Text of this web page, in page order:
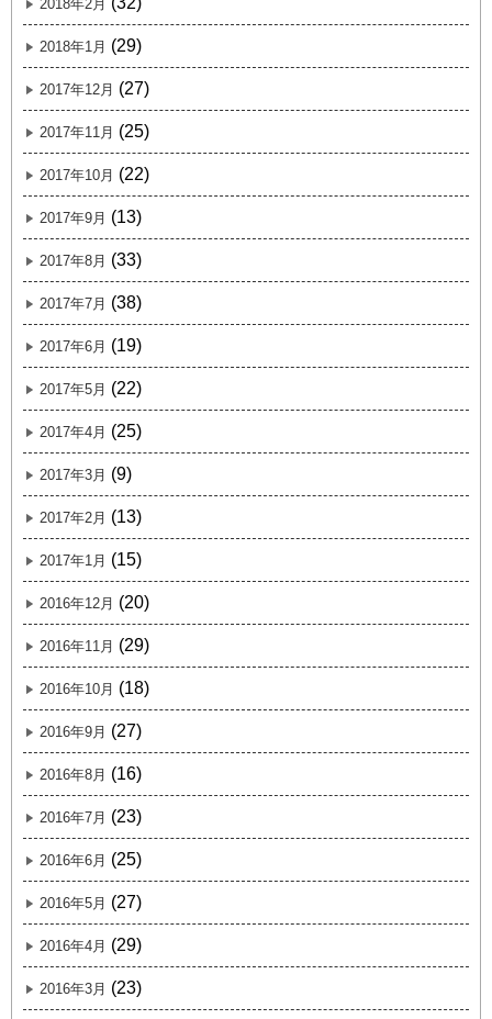
2018年2月
2018年1月 (29)
2017年12月 (27)
2017年11月 (25)
2017年10月 (22)
2017年9月 (13)
2017年8月 (33)
2017年7月 (38)
2017年6月 (19)
2017年5月 (22)
2017年4月 (25)
2017年3月 (9)
2017年2月 (13)
2017年1月 (15)
2016年12月 (20)
2016年11月 (29)
2016年10月 (18)
2016年9月 (27)
2016年8月 (16)
2016年7月 (23)
2016年6月 (25)
2016年5月 (27)
2016年4月 (29)
2016年3月 (23)